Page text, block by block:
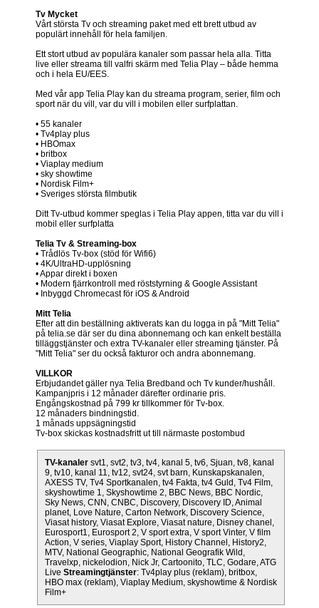
Tv Mycket
Vårt största Tv och streaming paket med ett brett utbud av
populärt innehåll för hela familjen.
Ett stort utbud av populära kanaler som passar hela alla. Titta
live eller streama till valfri skärm med Telia Play – både hemma
och i hela EU/EES.
Med vår app Telia Play kan du streama program, serier, film och
sport när du vill, var du vill i mobilen eller surfplattan.
• 55 kanaler
• Tv4play plus
• HBOmax
• britbox
• Viaplay medium
• sky showtime
• Nordisk Film+
• Sveriges största filmbutik
Ditt Tv-utbud kommer speglas i Telia Play appen, titta var du vill i
mobil eller surfplatta
Telia Tv & Streaming-box
• Trådlös Tv-box (stöd för Wifi6)
• 4K/UltraHD-upplösning
• Appar direkt i boxen
• Modern fjärrkontroll med röststyrning & Google Assistant
• Inbyggd Chromecast för iOS & Android
Mitt Telia
Efter att din beställning aktiverats kan du logga in på "Mitt Telia"
på telia.se där ser du dina abonnemang och kan enkelt beställa
tilläggstjänster och extra TV-kanaler eller streaming tjänster. På
"Mitt Telia" ser du också fakturor och andra abonnemang.
VILLKOR
Erbjudandet gäller nya Telia Bredband och Tv kunder/hushåll.
Kampanjpris i 12 månader därefter ordinarie pris.
Engångskostnad på 799 kr tillkommer för Tv-box.
12 månaders bindningstid.
1 månads uppsägningstid
Tv-box skickas kostnadsfritt ut till närmaste postombud
TV-kanaler svt1, svt2, tv3, tv4, kanal 5, tv6, Sjuan, tv8, kanal
9, tv10, kanal 11, tv12, svt24, svt barn, Kunskapskanalen,
AXESS TV, Tv4 Sportkanalen, tv4 Fakta, tv4 Guld, Tv4 Film,
skyshowtime 1, Skyshowtime 2, BBC News, BBC Nordic,
Sky News, CNN, CNBC, Discovery, Discovery ID, Animal
planet, Love Nature, Carton Network, Discovery Science,
Viasat history, Viasat Explore, Viasat nature, Disney chanel,
Eurosport1, Eurosport 2, V sport extra, V sport Vinter, V film
Action, V series, Viaplay Sport, History Channel, History2,
MTV, National Geographic, National Geografik Wild,
Travelxp, nickelodion, Nick Jr, Cartoonito, TLC, Godare, ATG
Live Streamingtjänster: Tv4play plus (reklam), britbox,
HBO max (reklam), Viaplay Medium, skyshowtime & Nordisk
Film+